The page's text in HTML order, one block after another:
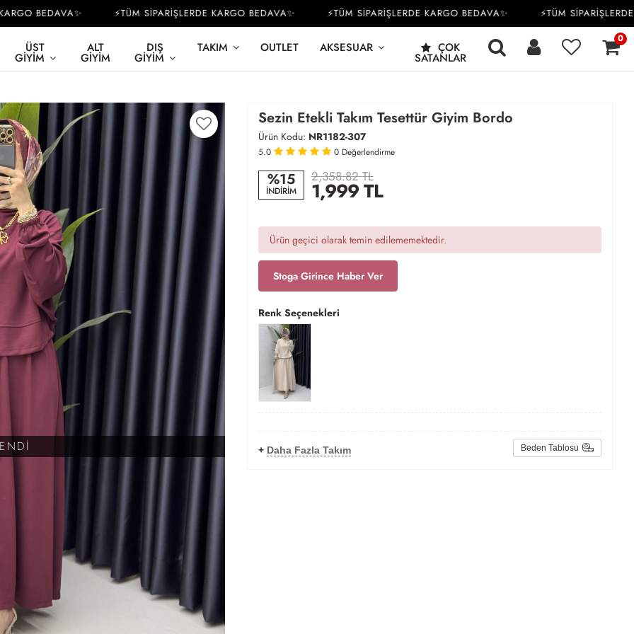
BEDAVA✨ ⚡TÜM SİPARİŞLERDE KARGO BEDAVA✨ ⚡TÜM SİPARİŞLERDE KARGO BEDAVA✨ ⚡TÜM SİPARİŞLERDE
ÜST
GIYIM
ALT
GIYIM
DIŞ
GIYIM
TAKIM OUTLET AKSESUAR ÇOK
SATANLAR
0
Sezin Etekli Takım Tesettür Giyim Bordo
Ürün Kodu: NR1182-307
5.0 0 Değerlendirme
%15
İNDİRİM
2,358.82 TL
1,999TL
Ürün geçici olarak temin edilememektedir.
Stoga Girince Haber Ver
Renk Seçenekleri
+ Daha Fazla Takım Beden Tablosu